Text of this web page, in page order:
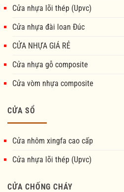
Cửa nhựa lõi thép (Upvc)
Cửa nhựa đài loan Đúc
CỬA NHỰA GIÁ RẺ
Cửa nhựa gỗ composite
Cửa vòm nhựa composite
CỬA SỔ
Cửa nhôm xingfa cao cấp
Cửa nhựa lõi thép (Upvc)
CỬA CHỐNG CHÁY